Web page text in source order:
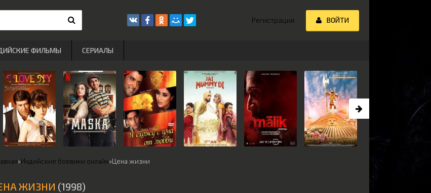
»Индийские боевики онлайн»Цена жизни
ЖИЗНИ (1998)
Регистрация ВОЙТИ
ФИЛЬМЫ СЕРИАЛЫ